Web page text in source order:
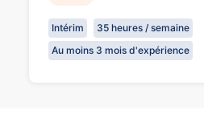
Intérim
35 heures / semaine
Au moins 3 mois d'expérience